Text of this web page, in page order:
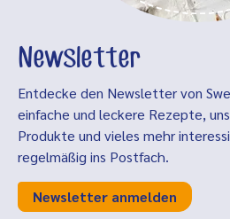
Newsletter
Entdecke den Newsletter von
einfache und leckere Rezepte,
Produkte und vieles mehr
regelmäßig ins Postfach.
Newsletter anmelden